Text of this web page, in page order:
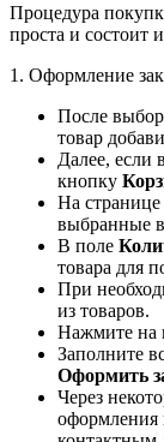
Процедура
проста и состоит
1. Оформление
После
товар
Далее, если
кнопку
На странице
выбранные
В поле
товара для
При
из товаров.
Нажмите на
Заполните
Оформить
Через
оформления